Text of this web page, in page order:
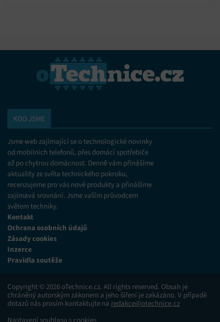
KDO JSME
Jsme web zajímající se o technologické novinky
od mobilních telefonů, přes domácí spotřebiče
až po chytrou domácnost. Denně vám přinášíme
aktuality ze světa technického pokroku,
recenzujeme pro vás nové produkty a přinášíme
zajímavá srovnání. Jsme vaším průvodcem
světem techniky.
Kontakt
Ochrana osobních údajů
Zásady cookies
Inzerce
Pravidla soutěže
Copyright © 2026 oTechnice.cz. All rights reserved. Obsah je
chráněný autorským zákonem a jeho šíření je zakázáno. V případě
dotazů nás prosím kontaktujte na redakce@otechnice.cz
Nastavení souhlasu s cookies